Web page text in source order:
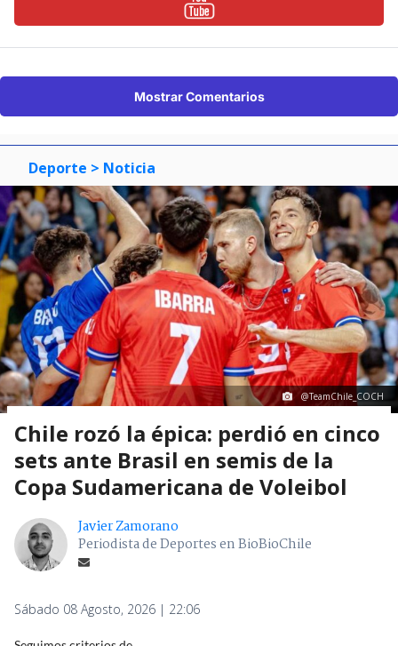
Mostrar Comentarios
Deporte > Noticia
@TeamChile_COCH
Chile rozó la épica: perdió en cinco
sets ante Brasil en semis de la
Copa Sudamericana de Voleibol
Javier Zamorano
Periodista de Deportes en BioBioChile
Sábado 08 Agosto, 2026 | 22:06